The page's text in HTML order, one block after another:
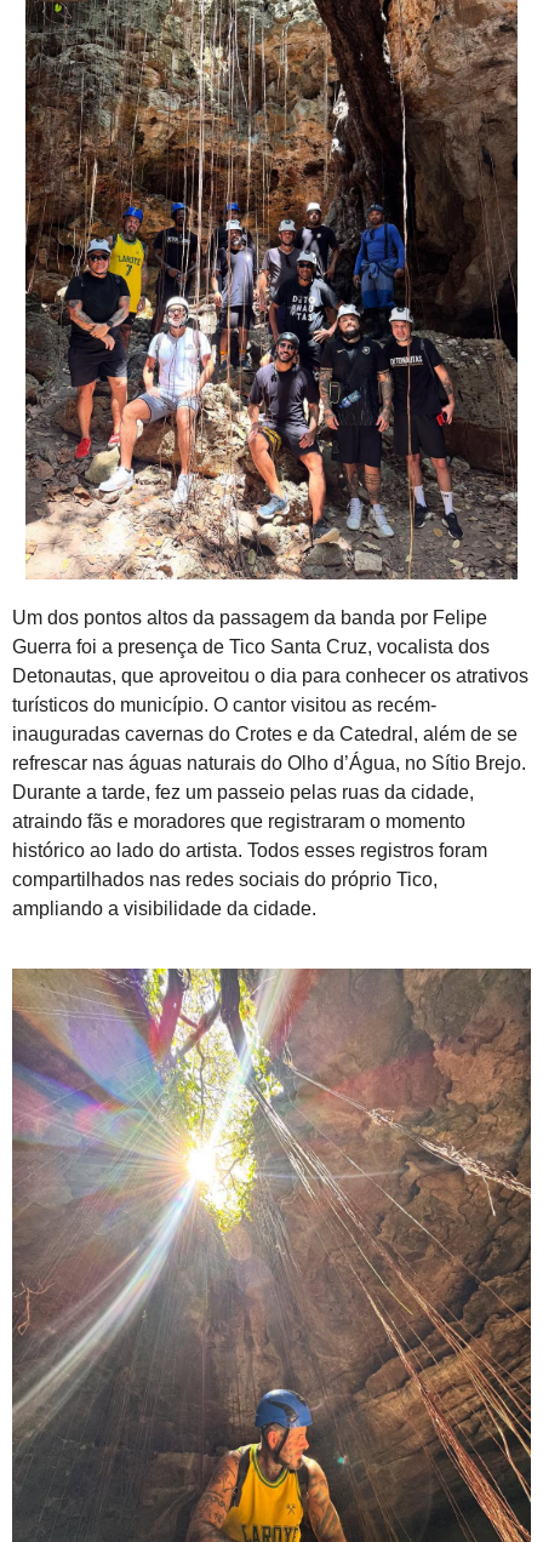
Um dos pontos altos da passagem da banda por Felipe
Guerra foi a presença de Tico Santa Cruz, vocalista dos
Detonautas, que aproveitou o dia para conhecer os atrativos
turísticos do município. O cantor visitou as recém-
inauguradas cavernas do Crotes e da Catedral, além de se
refrescar nas águas naturais do Olho d’Água, no Sítio Brejo.
Durante a tarde, fez um passeio pelas ruas da cidade,
atraindo fãs e moradores que registraram o momento
histórico ao lado do artista. Todos esses registros foram
compartilhados nas redes sociais do próprio Tico,
ampliando a visibilidade da cidade.